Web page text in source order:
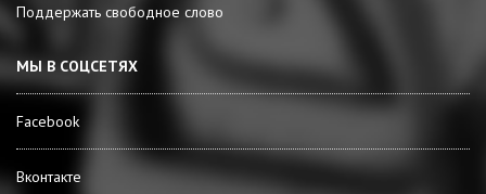
Поддержать свободное слово
МЫ В СОЦСЕТЯХ
Facebook
Вконтакте